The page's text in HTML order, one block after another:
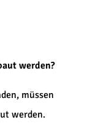
werden?
müssen
werden.